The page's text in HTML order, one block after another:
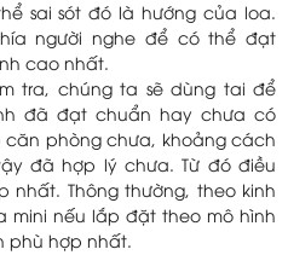
sai sót đó là hướng của loa.
người nghe để có thể đạt
cao nhất.
tra, chúng ta sẽ dùng tai để
đã đạt chuẩn hay chưa có
phòng chưa, khoảng cách
đã hợp lý chưa. Từ đó điều
nhất. Thông thường, theo kinh
mini nếu lắp đặt theo mô hình
phù hợp nhất.